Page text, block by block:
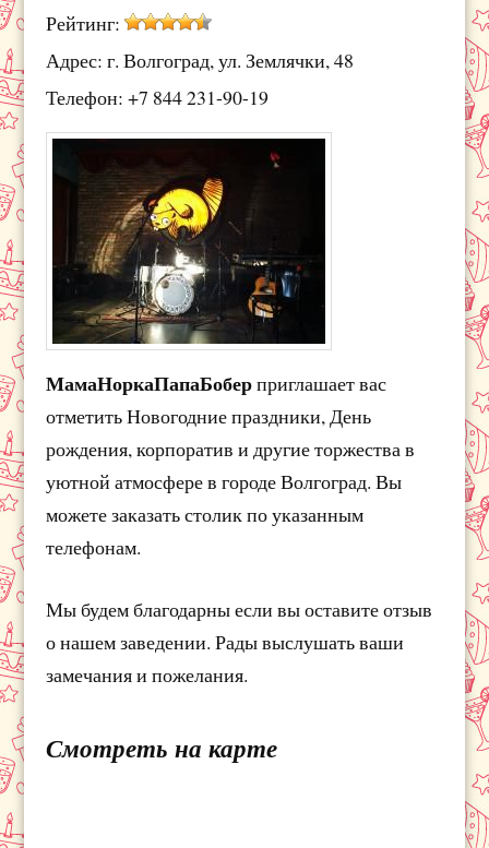
Рейтинг:
Адрес: г. Волгоград, ул. Землячки, 48
Телефон: +7 844 231-90-19
МамаНоркаПапаБоберприглашает вас
отметить Новогодние праздники, День
рождения, корпоратив и другие торжества в
уютной атмосфере в городе Волгоград. Вы
можете заказать столик по указанным
телефонам.
Мы будем благодарны если вы оставите отзыв
о нашем заведении. Рады выслушать ваши
замечания и пожелания.
Смотреть на карте